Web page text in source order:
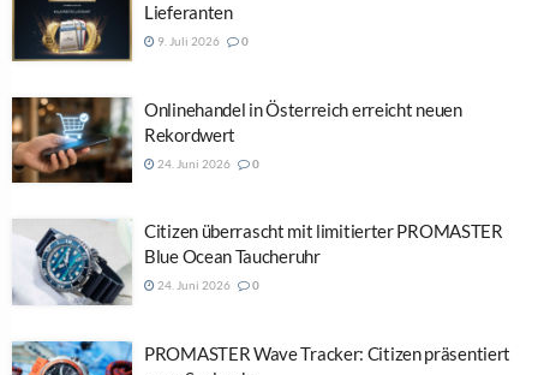
Lieferanten
9. Juli 2026 0
Onlinehandel in Österreich erreicht neuen
Rekordwert
24. Juni 2026 0
Citizen überrascht mit limitierter PROMASTER
Blue Ocean Taucheruhr
24. Juni 2026 0
PROMASTER Wave Tracker: Citizen präsentiert